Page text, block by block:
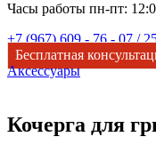
Часы работы пн-пт:
+7 (967) 609 - 76 - 07 /
Бесплатная
Аксессуары
Кочерга для